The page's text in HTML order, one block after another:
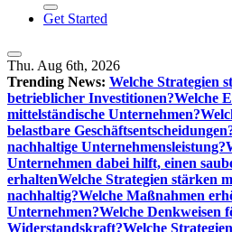
Get Started
Thu. Aug 6th, 2026
Trending News: Welche Strategien
betrieblicher Investitionen?Welche
mittelständische Unternehmen?
belastbare
nachhaltige Unternehmensleistung?
Unternehmen dabei hilft, einen
erhaltenWelche Strategien stärken
nachhaltig?Welche Maßnahmen
Unternehmen?Welche Denkweisen
Widerstandskraft?Welche